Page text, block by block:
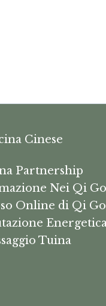
Cinese
Partnership
Nei Qi
Online di Qi
Tuina